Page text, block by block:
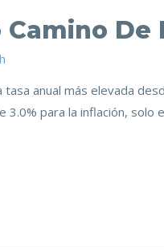
Camino
tasa anual más elevada
para la inflación,